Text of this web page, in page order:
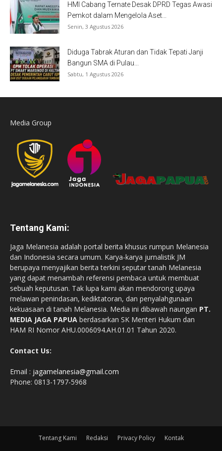
HMI Cabang Ternate Desak DPRD Tegas Awasi
Pemkot dalam Mengelola Aset...
Senin, 3 Agustus 2026
Diduga Tabrak Aturan dan Tidak Tepati Janji
Bangun SMA di Pulau...
Sabtu, 1 Agustus 2026
Media Group
Tentang Kami:
Jaga Melanesia adalah portal berita khusus rumpun Melanesia
dan Indonesia secara umum. Karya-karya jurnalistik JM
berupaya menyajikan berita terkini seputar tanah Melanesia
yang dapat menambah referensi pembaca untuk membuat
sebuah keputusan. Tak lupa kami akan mendorong upaya
melawan penindasan, kediktatoran, dan penyalahgunaan
kekuasaan di tanah Melanesia. Media ini dibawah naungan PT.
MEDIA JAGA PAPUA berdasarkan SK Menteri Hukum dan
HAM RI Nomor AHU.0006094.AH.01.01 Tahun 2020.
Contact Us:
Email : jagamelanesia@gmail.com
Phone: 0813-1797-5968
Tentang Kami Redaksi Privacy Policy Kontak